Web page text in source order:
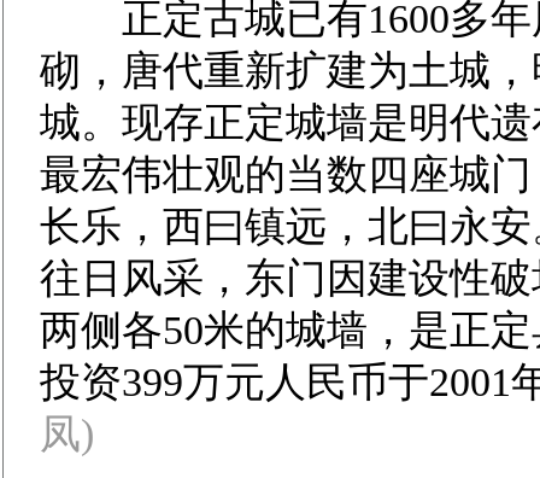
正定古城已有1600多年
砌，唐代重新扩建为土城
城。现存正定城墙是明代
最宏伟壮观的当数四座城
长乐，西曰镇远，北曰永
往日风采，东门因建设性
两侧各50米的城墙，是正
投资399万元人民币于2001
凤)